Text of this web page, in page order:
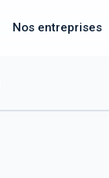
Nos entreprises